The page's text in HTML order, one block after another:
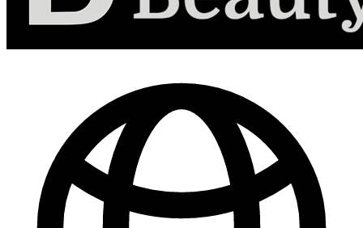
Marketing de Contenido para Redes Sociales
$ 44.800 $ 64.000
Comprar